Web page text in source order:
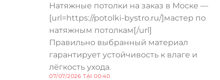
Натяжные потолки на заказ в Моске —
[url=https://potolki-bystro.ru/]мастер по
натяжным потолкам[/url]
Правильно выбранный материал
гарантирует устойчивость к влаге и
лёгкость ухода.
07/07/2026 TẠI 00:40